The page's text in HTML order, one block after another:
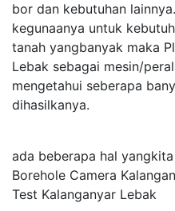
bor dan kebutuhan
kegunaanya untuk
tanah yangbanyak maka
Lebak sebagai mesin/
mengetahui seberapa
dihasilkanya.
ada beberapa hal
Borehole Camera
Test Kalanganyar Lebak